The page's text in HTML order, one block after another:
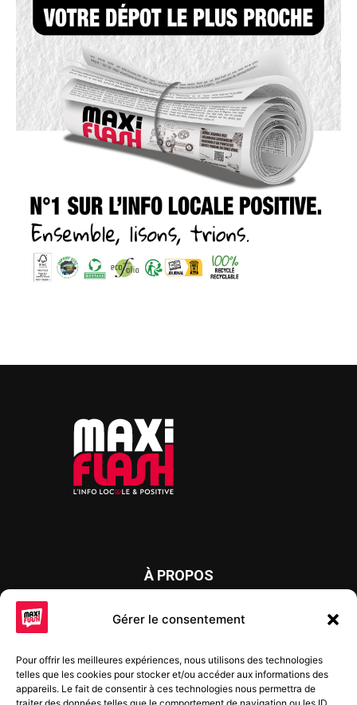
Gérer le consentement
Pour offrir les meilleures expériences, nous utilisons des technologies
telles que les cookies pour stocker et/ou accéder aux informations des
appareils. Le fait de consentir à ces technologies nous permettra de
À PROPOS
Maxi Flash est un journal d’informations locales distribué
chaque semaine sur trois éditions : en Alsace du Nord depuis
2022, et à Colmar, Vignoble et Plaine depuis 2023.